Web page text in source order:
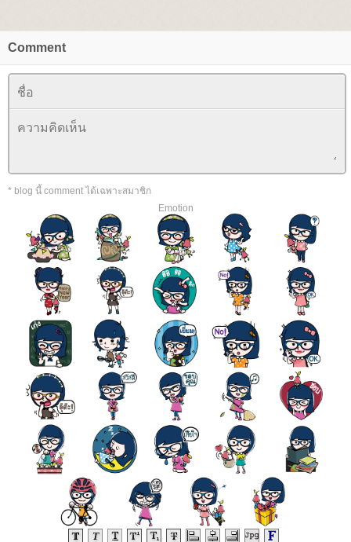
Comment
* blog นี้ comment ได้เฉพาะสมาชิก
Emotion